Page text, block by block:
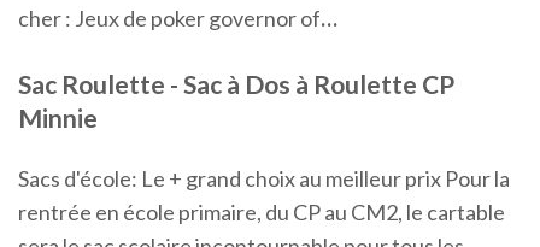
cher : Jeux de poker governor of…
Sac Roulette - Sac à Dos à Roulette CP
Minnie
Sacs d'école: Le + grand choix au meilleur prix Pour la
rentrée en école primaire, du CP au CM2, le cartable